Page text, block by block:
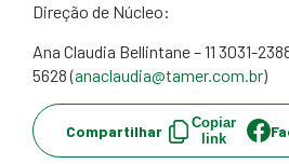
Direção de Núcleo:
Ana Claudia Bellintane – 11 3031-
5628 (anaclaudia@tamer.com.br)
Compartilhar
Copiar
link